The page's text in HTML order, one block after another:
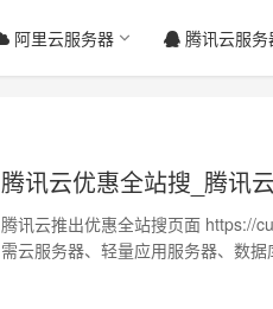
阿里云服务器 腾讯云服务
腾讯云优惠全站搜_腾讯
腾讯云推出优惠全站搜页面 https://
需云服务器、轻量应用服务器、数